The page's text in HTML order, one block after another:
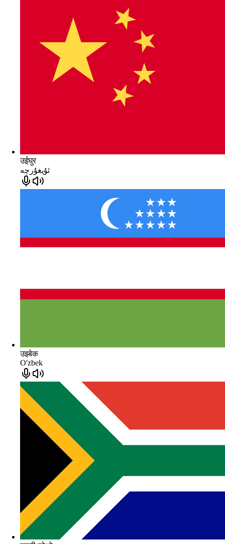
उईघुर
ئۇيغۇرچە
उझ्बेक
O'zbek